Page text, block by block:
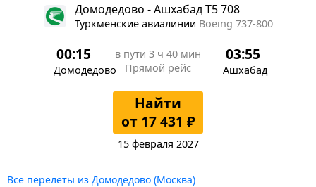
Домодедово - Ашхабад T5 708
Туркменские авиалинии Boeing 737-800
00:15
Домодедово
в пути 3 ч 40 мин
Прямой рейс
03:55
Ашхабад
Найти
от 17 431 ₽
15 февраля 2027
Все перелеты из Домодедово (Москва)